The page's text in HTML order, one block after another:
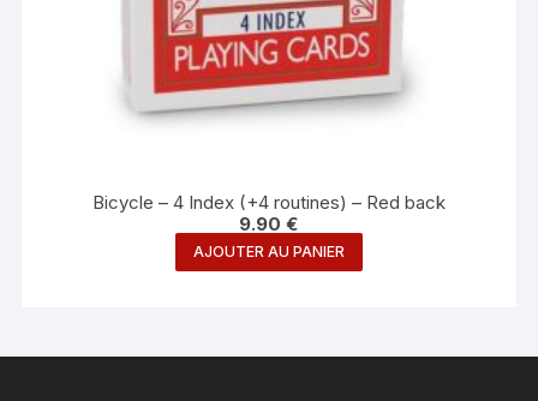
Bicycle – 4 Index (+4 routines) – Red back
9.90€
AJOUTER AU PANIER